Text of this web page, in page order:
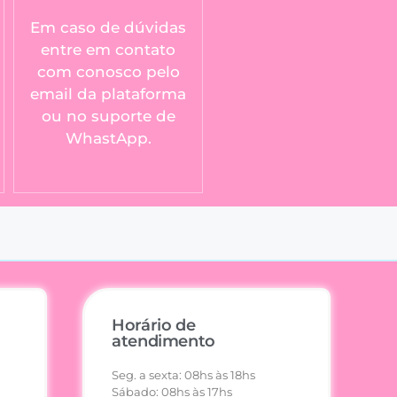
Em caso de dúvidas
entre em contato
com conosco pelo
email da plataforma
ou no suporte de
WhastApp.
Horário de
atendimento
Seg. a sexta: 08hs às 18hs
Sábado: 08hs às 17hs